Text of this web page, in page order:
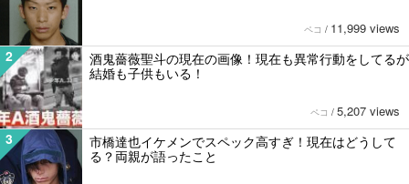
ペコ / 11,999 views
2
酒鬼薔薇聖斗の現在の画像！現在も異常行動をしてるが
結婚も子供もいる！
ペコ / 5,207 views
3
市橋達也イケメンでスペック高すぎ！現在はどうして
る？両親が語ったこと